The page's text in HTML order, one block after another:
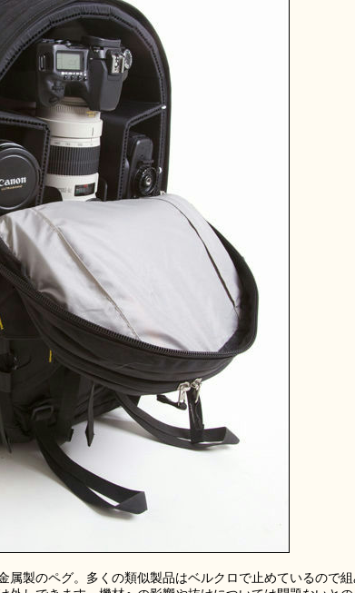
属製のペグ。多くの類似製品はベルクロで止めているので